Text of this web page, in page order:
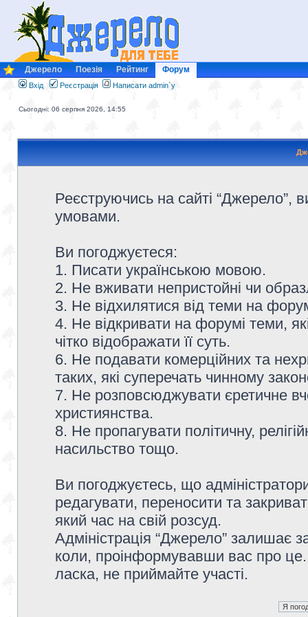
Джерело Поезія Рейтинг Форум
Вхід Реєстрація Написати admin`у
Сьогодні: 06 серпня 2026, 14:55
Реєструючись на сайті “Джерело”,
умовами.
Ви погоджуєтеся:
1. Писати українською мовою.
2. Не вживати непристойні чи
3. Не відхилятися від теми на
4. Не відкривати на форумі теми,
чітко відображати її суть.
6. Не подавати комерційних та
таких, які суперечать чинному
7. Не розповсюджувати єретичне
християнства.
8. Не пропагувати політичну,
насильство тощо.
Ви погоджуєтесь, що
редагувати, переносити та
який час на свій розсуд.
Адміністрація “Джерело” залишає
коли, проінформувавши вас про
ласка, не приймайте участі.